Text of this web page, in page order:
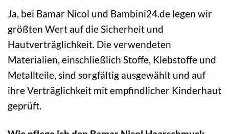
Ja, bei Bamar Nicol und Bambini24.de legen wir
größten Wert auf die Sicherheit und
Hautverträglichkeit. Die verwendeten
Materialien, einschließlich Stoffe, Klebstoffe und
Metallteile, sind sorgfältig ausgewählt und auf
ihre Verträglichkeit mit empfindlicher Kinderhaut
geprüft.